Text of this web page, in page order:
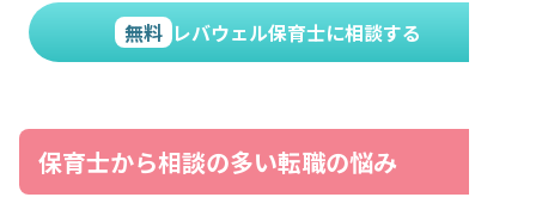
無料 レバウェル保育士に相談する
保育士から相談の多い転職の悩み